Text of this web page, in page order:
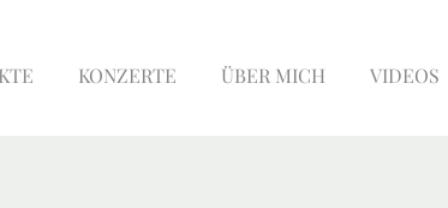
KONZERTE ÜBER MICH VIDEOS